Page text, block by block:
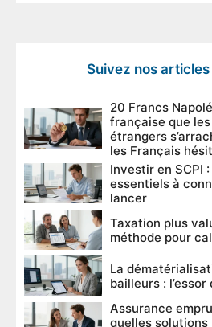
Suivez nos articles
20 Francs
française que
étrangers
les Français
Investir en SCPI
essentiels à
lancer
Taxation plus
méthode pour
La
bailleurs : l’essor
Assurance
quelles